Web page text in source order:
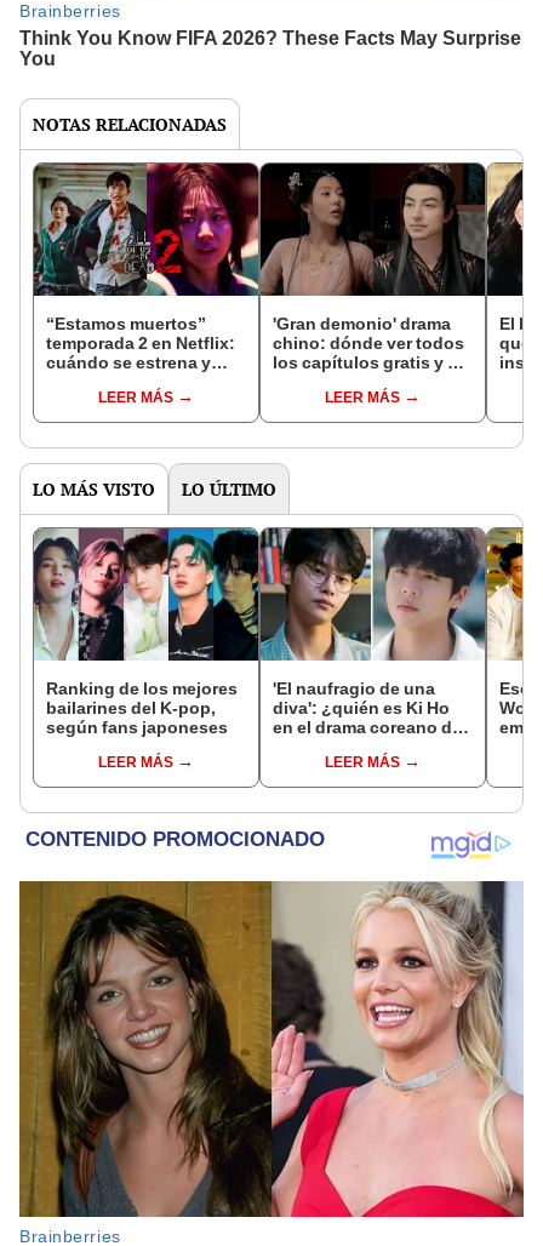
NOTAS RELACIONADAS
“Estamos muertos”
temporada 2 en Netflix:
cuándo se estrena y
temporadaLEER MÁS
'Gran demonio' drama
chino: dónde ver todos
los capítulos gratis y en
LEER MÁS
El k-
que
LO MÁS VISTO LO ÚLTIMO
Ranking de los mejores
bailarines del K-pop,
según fans japoneses
LEER MÁS
'El naufragio de una
diva': ¿quién es Ki Ho
en el drama coreano de
LEER MÁS
Woo